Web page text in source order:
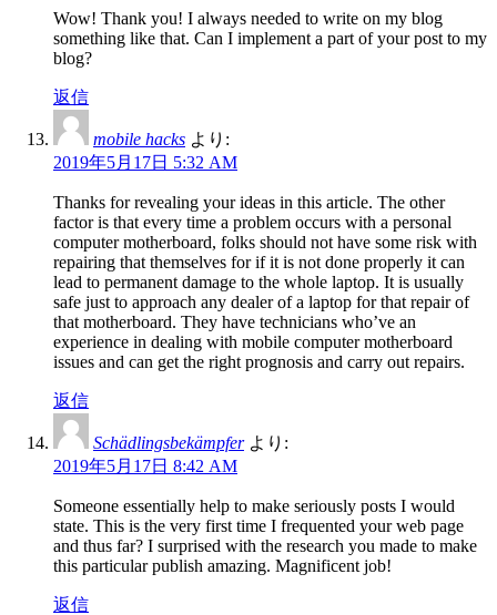
Wow! Thank you! I always needed to write on my blog
something like that. Can I implement a part of your post to my
blog?
返信
mobile hacks より:
2019年5月17日 5:32 AM
Thanks for revealing your ideas in this article. The other
factor is that every time a problem occurs with a personal
computer motherboard, folks should not have some risk with
repairing that themselves for if it is not done properly it can
lead to permanent damage to the whole laptop. It is usually
safe just to approach any dealer of a laptop for that repair of
that motherboard. They have technicians who’ve an
experience in dealing with mobile computer motherboard
issues and can get the right prognosis and carry out repairs.
返信
Schädlingsbekämpfer より:
2019年5月17日 8:42 AM
Someone essentially help to make seriously posts I would
state. This is the very first time I frequented your web page
and thus far? I surprised with the research you made to make
this particular publish amazing. Magnificent job!
返信